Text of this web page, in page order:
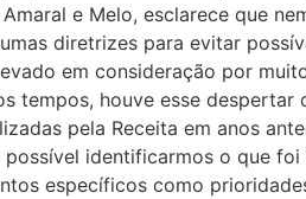
e Melo, esclarece que
diretrizes para evitar
em consideração por
tempos, houve esse
pela Receita em anos
possível identificarmos o que
específicos como